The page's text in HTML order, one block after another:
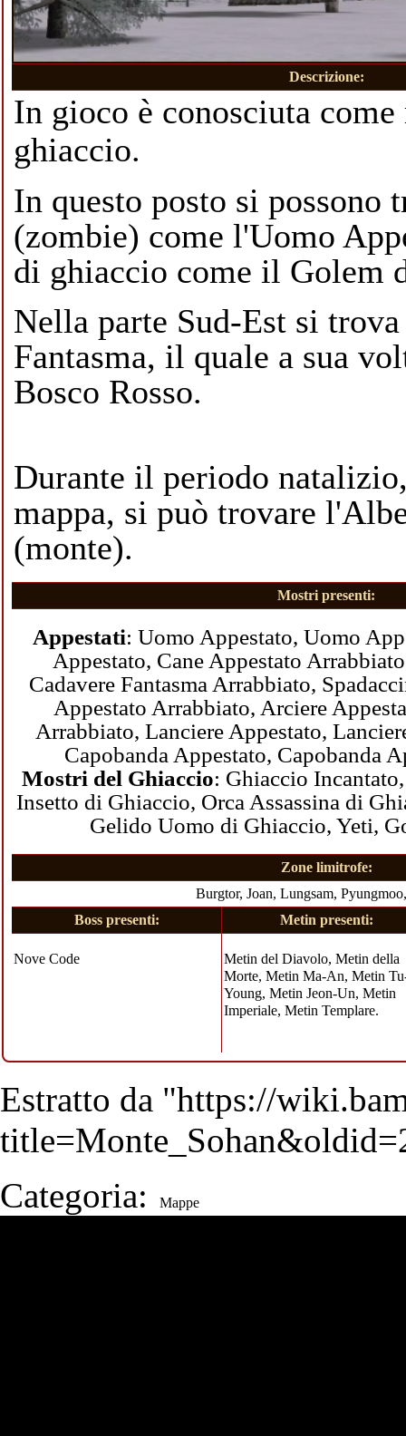
Descrizione:
In gioco è conosciuta
ghiaccio.
In questo posto si possono
(zombie) come l'Uomo
di ghiaccio come il Golem
Nella parte Sud-Est si
Fantasma, il quale a sua
Bosco Rosso.
Durante il periodo
mappa, si può trovare l'
(monte).
Mostri presenti:
Appestati: Uomo Appestato, Uomo
Appestato, Cane Appestato Arrabbiato
Cadavere Fantasma Arrabbiato,
Appestato Arrabbiato, Arciere
Arrabbiato, Lanciere Appestato,
Capobanda Appestato, Capobanda
Mostri del Ghiaccio: Ghiaccio Incantato
Insetto di Ghiaccio, Orca Assassina di
Gelido Uomo di Ghiaccio, Yeti,
Zone limitrofe:
Burgtor, Joan, Lungsam, Pyungmoo
Boss presenti:
Metin presenti:
Nove Code Metin del Diavolo, Metin della
Morte, Metin Ma-An, Metin
Young, Metin Jeon-Un, Metin
Imperiale, Metin Templare.
Estratto da "https://
Categoria: Mappe